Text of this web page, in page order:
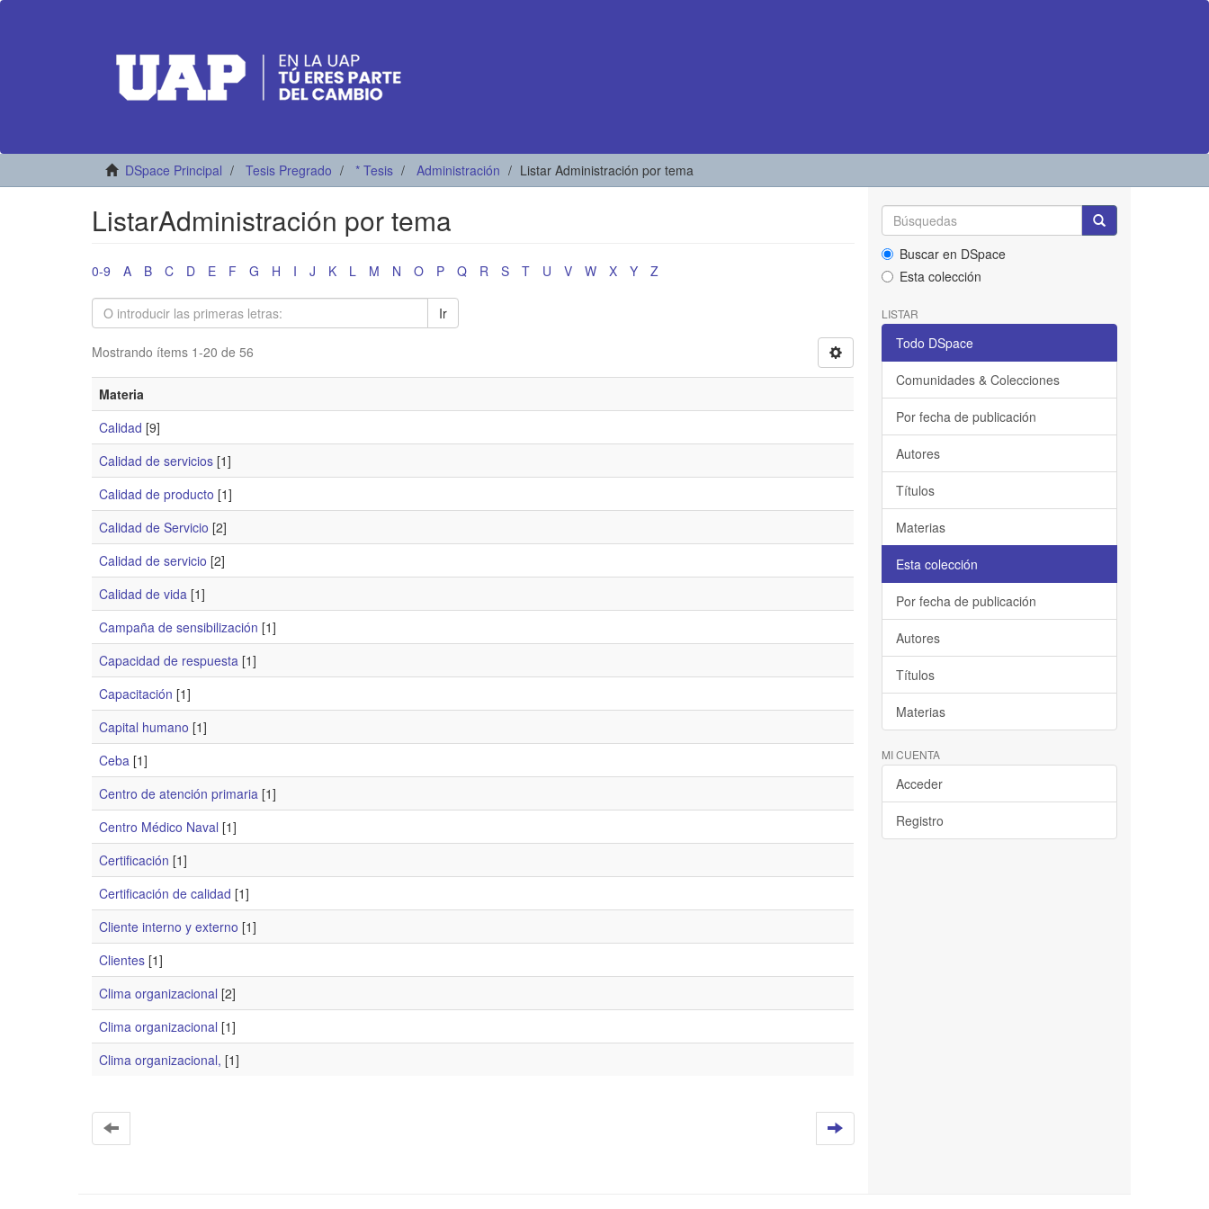
DSpace Principal Tesis Pregrado * Tesis Administración Listar Administración por tema
ListarAdministración por tema
0-9 A B C D E F G H I J K L M N O P Q R S T U V W X Y Z
Ir
Mostrando ítems 1-20 de 56
Materia
Calidad [9]
Calidad de servicios [1]
Calidad de producto [1]
Calidad de Servicio [2]
Calidad de servicio [2]
Calidad de vida [1]
Campaña de sensibilización [1]
Capacidad de respuesta [1]
Capacitación [1]
Capital humano [1]
Ceba [1]
Centro de atención primaria [1]
Centro Médico Naval [1]
Certificación [1]
Certificación de calidad [1]
Cliente interno y externo [1]
Clientes [1]
Clima organizacional [2]
Clima organizacional [1]
Clima organizacional, [1]
Buscar en DSpace
Esta colección
LISTAR
Todo DSpace
Comunidades & Colecciones
Por fecha de publicación
Autores
Títulos
Materias
Esta colección
Por fecha de publicación
Autores
Títulos
Materias
MI CUENTA
Acceder
Registro